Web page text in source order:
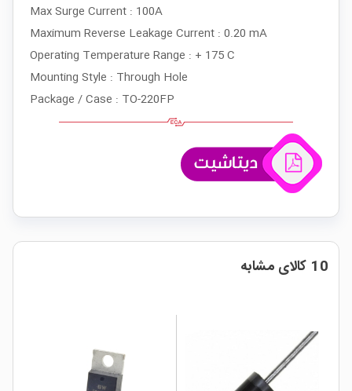
Max Surge Current : 100A
Maximum Reverse Leakage Current : 0.20 mA
Operating Temperature Range : + 175 C
Mounting Style : Through Hole
Package / Case : TO-220FP
10 کالای مشابه